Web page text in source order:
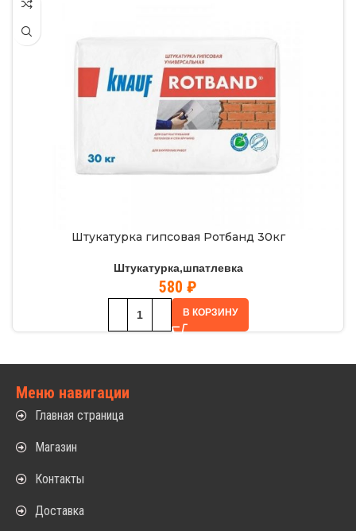
Штукатурка гипсовая Ротбанд 30кг
Штукатурка,шпатлевка
580 ₽
В КОРЗИНУ
Меню навигации
Главная страница
Магазин
Контакты
Доставка